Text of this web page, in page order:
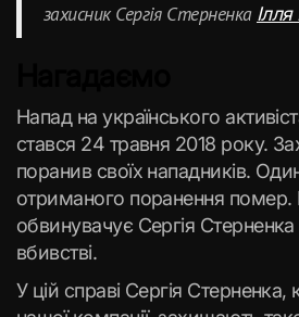
захисник Сергія Стерненка
Напад на українського
стався 24 травня 2018 року.
поранив своїх нападників.
отриманого поранення помер.
обвинувачує Сергія
вбивстві.
У цій справі Сергія Стерненка,